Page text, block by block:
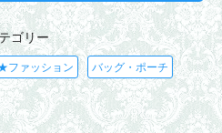
ゴリー
ファッション バッグ・ポーチ